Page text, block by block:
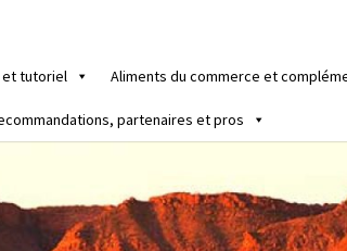
et tutoriel Aliments du commerce et
partenaires et pros